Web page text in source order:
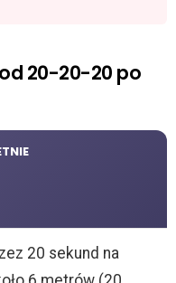
20-20-20 po
20 sekund na